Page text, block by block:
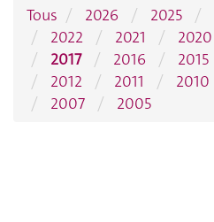
Tous 2026 2025
2022
2021 2020
2017
2016 2015
2012
2011 2010
2007
2005